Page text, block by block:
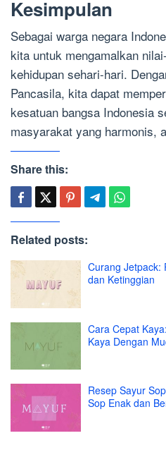
Kesimpulan
Sebagai warga negara
kita untuk mengamalkan
kehidupan sehari-hari.
Pancasila, kita dapat
kesatuan bangsa Indonesia
masyarakat yang harmonis,
Share this:
Related posts:
Curang Jetpack:
dan Ketinggian
Cara Cepat
Kaya Dengan
Resep Sayur
Sop Enak dan